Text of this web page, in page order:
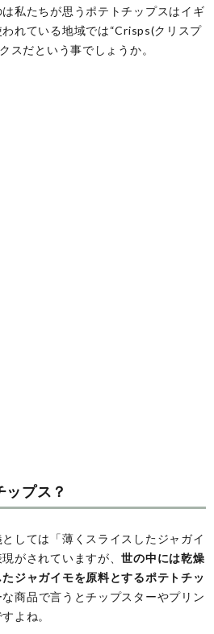
私たちが思うポテトチップスはイギ
れている地域では“Crisps(クリスプ
スだという事でしょうか。
ップス？
しては「薄くスライスしたジャガイ
がされていますが、世の中には乾燥
ジャガイモを原料とするポテトチッ
商品で言うとチップスターやプリン
よね。